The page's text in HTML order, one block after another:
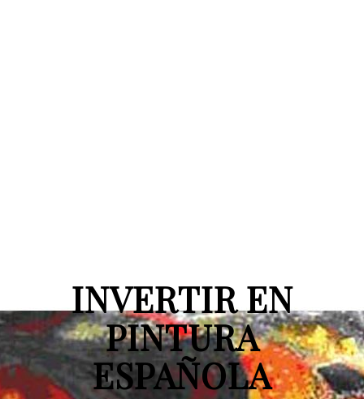
INVERTIR EN
PINTURA
ESPAÑOLA